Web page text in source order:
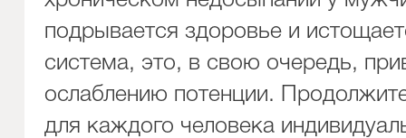
подрывается здоровье и
система, это, в свою очередь,
ослаблению потенции.
для каждого человека